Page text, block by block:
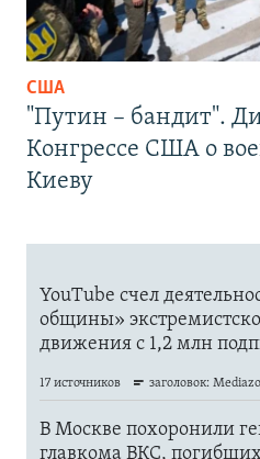
США
"Путин – бандит".
Конгрессе США о
Киеву